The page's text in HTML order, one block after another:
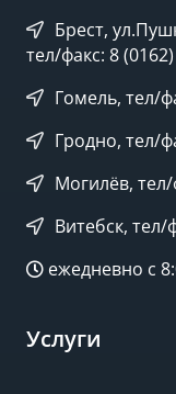
Брест,
тел/факс: 8
Гомель, тел/
Гродно, тел/
Могилёв, тел/
Витебск, тел/
ежедневно с
Услуги